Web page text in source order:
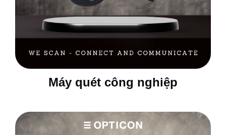
Máy quét công nghiệp